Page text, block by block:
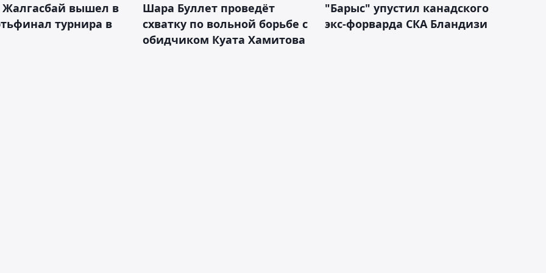
вышел в
турнира в
Шара Буллет проведёт
схватку по вольной борьбе с
обидчиком Куата Хамитова
"Барыс" упустил канадского
экс-форварда СКА Бландизи